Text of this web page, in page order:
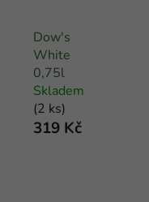
Dow's
White
0,75l
Skladem
(2 ks)
319 Kč